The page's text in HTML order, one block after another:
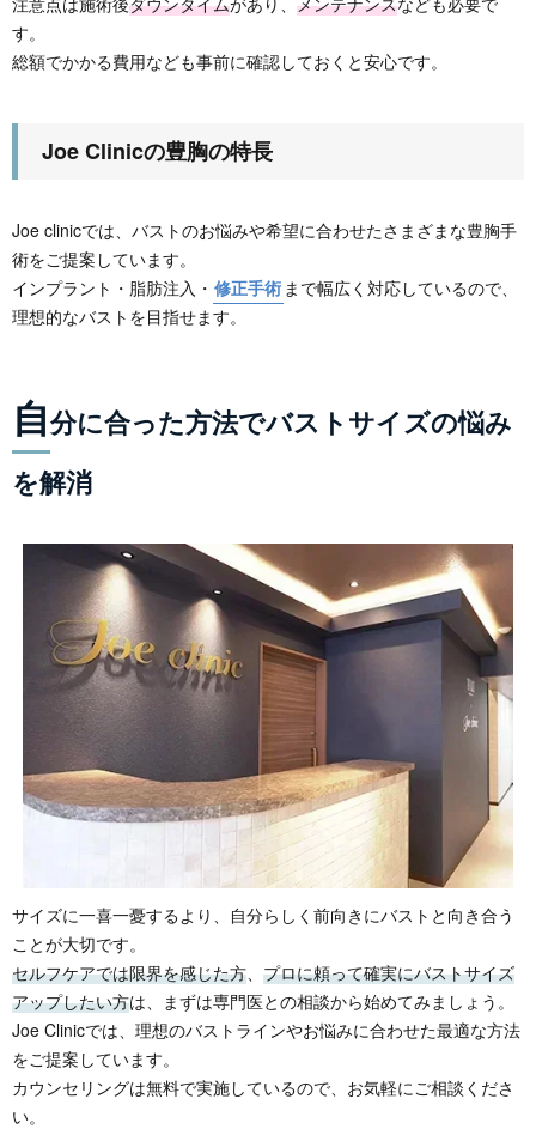
す。
総額でかかる費用なども事前に確認しておくと安心です。
Joe Clinicの豊胸の特長
Joe clinicでは、バストのお悩みや希望に合わせたさまざまな豊胸手
術をご提案しています。
インプラント・脂肪注入・ 修正手術 まで幅広く対応しているので、
理想的なバストを目指せます。
自分に合った方法でバストサイズの悩み
を解消
サイズに一喜一憂するより、自分らしく前向きにバストと向き合う
ことが大切です。
セルフケアでは限界を感じた方
プロに頼って確実にバストサイズ
アップしたい方は、まずは専門医との相談から始めてみましょう。
Joe Clinicでは、理想のバストラインやお悩みに合わせた最適な方法
をご提案しています。
カウンセリングは無料で実施しているので、お気軽にご相談くださ
い。